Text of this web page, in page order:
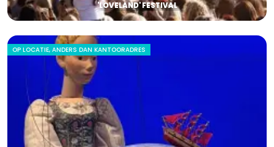
'LOVELAND' FESTIVAL
OP LOCATIE, ANDERS DAN KANTOORADRES